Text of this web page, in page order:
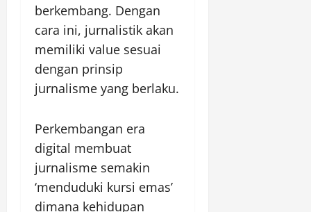
berkembang. Dengan
cara ini, jurnalistik akan
memiliki value sesuai
dengan prinsip
jurnalisme yang berlaku.
Perkembangan era
digital membuat
jurnalisme semakin
‘menduduki kursi emas’
dimana kehidupan